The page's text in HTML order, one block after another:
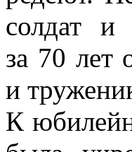
солдат и
за 70 лет
и
К